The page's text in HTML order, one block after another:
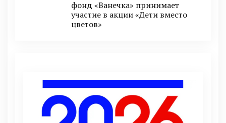
фонд «Ванечка» принимает
участие в акции «Дети вместо
цветов»